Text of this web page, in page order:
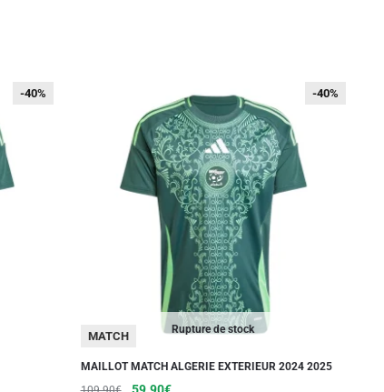
-40%
-40%
Rupture de stock
-40%
-40%
MATCH
MAILLOT MATCH ALGERIE EXTERIEUR 2024 2025
Le
Le
Ce